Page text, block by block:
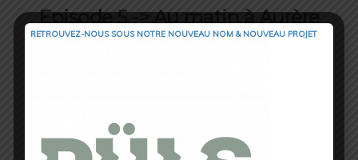
Episode 5 -> Au matin à Aurère
RETROUVEZ-NOUS SOUS NOTRE NOUVEAU NOM & NOUVEAU PROJET